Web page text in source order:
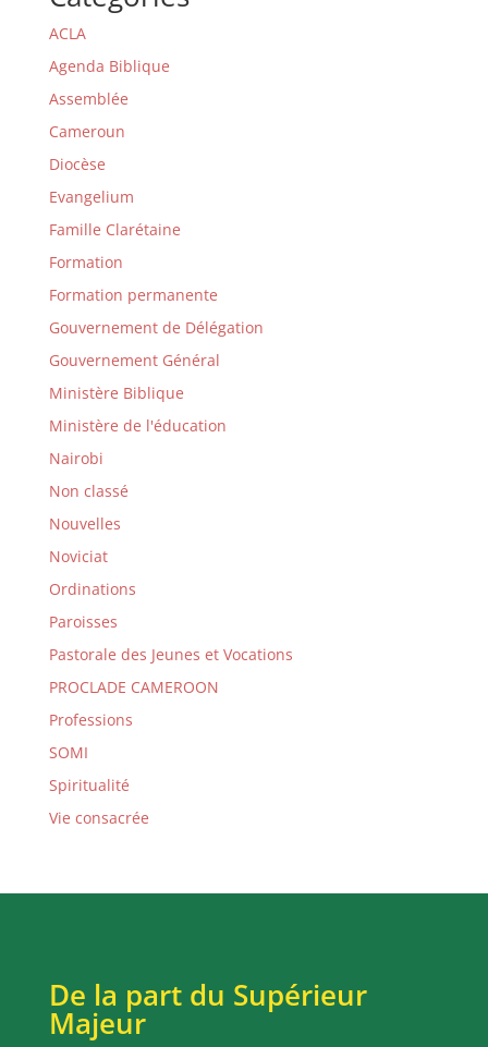
ACLA
Agenda Biblique
Assemblée
Cameroun
Diocèse
Evangelium
Famille Clarétaine
Formation
Formation permanente
Gouvernement de Délégation
Gouvernement Général
Ministère Biblique
Ministère de l'éducation
Nairobi
Non classé
Nouvelles
Noviciat
Ordinations
Paroisses
Pastorale des Jeunes et Vocations
PROCLADE CAMEROON
Professions
SOMI
Spiritualité
Vie consacrée
De la part du Supérieur
Majeur